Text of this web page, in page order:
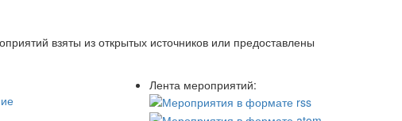
взяты из открытых источников или предоставлены
Лента мероприятий: